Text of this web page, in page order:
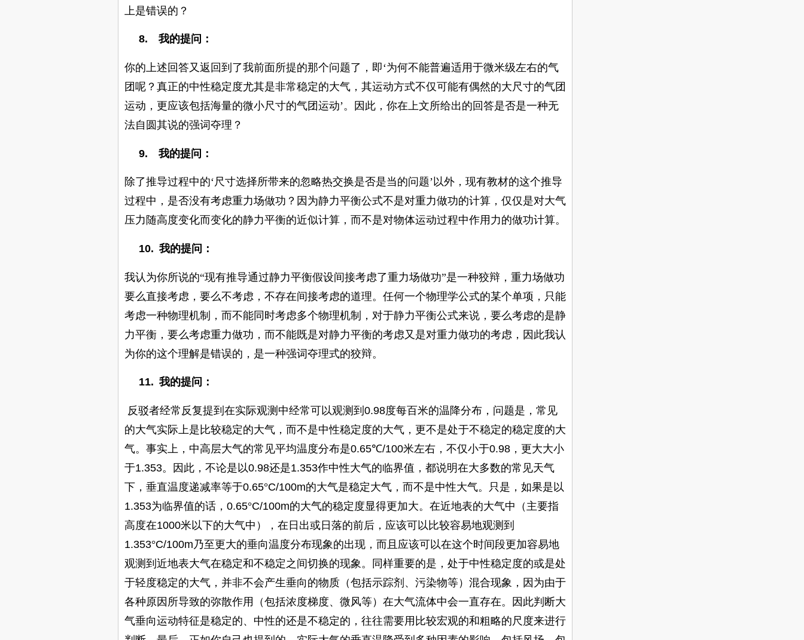
上是错误的？
8. 我的提问：
你的上述回答又返回到了我前面所提的那个问题了，即‘为何不能普遍适用于微米级左右的气
团呢？真正的中性稳定度尤其是非常稳定的大气，其运动方式不仅可能有偶然的大尺寸的气团
运动，更应该包括海量的微小尺寸的气团运动’。因此，你在上文所给出的回答是否是一种无
法自圆其说的强词夺理？
9. 我的提问：
除了推导过程中的‘尺寸选择所带来的忽略热交换是否是当的问题’以外，现有教材的这个推导
过程中，是否没有考虑重力场做功？因为静力平衡公式不是对重力做功的计算，仅仅是对大气
压力随高度变化而变化的静力平衡的近似计算，而不是对物体运动过程中作用力的做功计算。
10. 我的提问：
我认为你所说的“现有推导通过静力平衡假设间接考虑了重力场做功”是一种狡辩，重力场做功
要么直接考虑，要么不考虑，不存在间接考虑的道理。任何一个物理学公式的某个单项，只能
考虑一种物理机制，而不能同时考虑多个物理机制，对于静力平衡公式来说，要么考虑的是静
力平衡，要么考虑重力做功，而不能既是对静力平衡的考虑又是对重力做功的考虑，因此我认
为你的这个理解是错误的，是一种强词夺理式的狡辩。
11. 我的提问：
反驳者经常反复提到在实际观测中经常可以观测到 0.98度每百米的温降分布，问题是，常见
的大气实际上是比较稳定的大气，而不是中性稳定度的大气，更不是处于不稳定的稳定度的大
气。事实上，中高层大气的常见平均温度分布是0.65℃/100米左右，不仅小于0.98 ，更大大小
于1.353。因此，不论是以0.98还是1.353作中性大气的临界值，都说明在大多数的常见天气
下，垂直温度递减率等于0.65°C/100m的大气是稳定大气，而不是中性大气。只是，如果是以
1.353为临界值的话， 0.65°C/100m的大气的稳定度显得更加大。在近地表的大气中（主要指
高度在1000米以下的大气中），在日出或日落的前后，应该可以比较容易地观测到
1.353°C/100m乃至更大的垂向温度分布现象的出现，而且应该可以在这个时间段更加容易地
观测到近地表大气在稳定和不稳定之间切换的现象。同样重要的是，处于中性稳定度的或是处
于轻度稳定的大气，并非不会产生垂向的物质（包括示踪剂、污染物等）混合现象，因为由于
各种原因所导致的弥散作用（包括浓度梯度、微风等）在大气流体中会一直存在。因此判断大
气垂向运动特征是稳定的、中性的还是不稳定的，往往需要用比较宏观的和粗略的尺度来进行